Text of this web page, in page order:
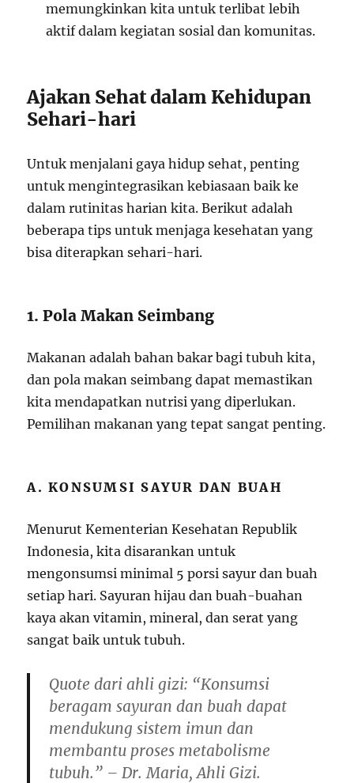
memungkinkan kita untuk terlibat lebih
aktif dalam kegiatan sosial dan komunitas.
Ajakan Sehat dalam Kehidupan
Sehari-hari
Untuk menjalani gaya hidup sehat, penting
untuk mengintegrasikan kebiasaan baik ke
dalam rutinitas harian kita. Berikut adalah
beberapa tips untuk menjaga kesehatan yang
bisa diterapkan sehari-hari.
1. Pola Makan Seimbang
Makanan adalah bahan bakar bagi tubuh kita,
dan pola makan seimbang dapat memastikan
kita mendapatkan nutrisi yang diperlukan.
Pemilihan makanan yang tepat sangat penting.
A. KONSUMSI SAYUR DAN BUAH
Menurut Kementerian Kesehatan Republik
Indonesia, kita disarankan untuk
mengonsumsi minimal 5 porsi sayur dan buah
setiap hari. Sayuran hijau dan buah-buahan
kaya akan vitamin, mineral, dan serat yang
sangat baik untuk tubuh.
Quote dari ahli gizi: “Konsumsi
beragam sayuran dan buah dapat
mendukung sistem imun dan
membantu proses metabolisme
tubuh.” – Dr. Maria, Ahli Gizi.